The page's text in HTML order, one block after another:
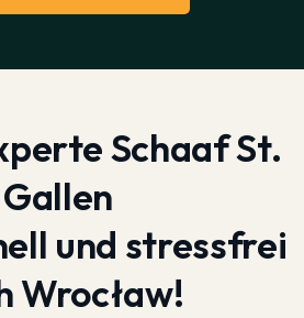
Schaaf St.
Gallen
und stressfrei
Wrocław!